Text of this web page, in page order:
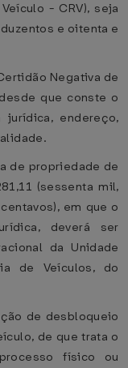
- CRV), seja
e oitenta e
Negativa de
que conste o
jurídica, endereço,
de propriedade de
(sessenta mil,
em que o
deverá ser
da Unidade
de Veículos, do
de desbloqueio
de que trata o
físico ou